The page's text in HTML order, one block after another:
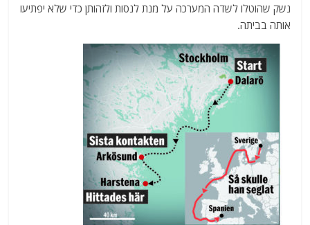
נשק שהוטלו לשדה המערכה על מנת לנסות ולזהותן כדי שלא יפתיעו
אותה בביתה.